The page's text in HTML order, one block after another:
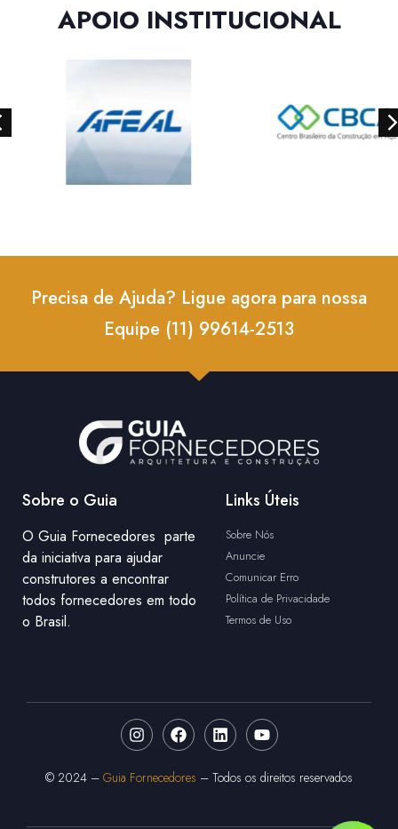
APOIO INSTITUCIONAL
Precisa de Ajuda? Ligue agora para nossa
Equipe (11) 99614-2513
Sobre o Guia
O Guia Fornecedores parte
da iniciativa para ajudar
construtores a encontrar
todos fornecedores em todo
o Brasil.
Links Úteis
Sobre Nós
Anuncie
Comunicar Erro
Política de Privacidade
Termos de Uso
© 2024 – Guia Fornecedores – Todos os direitos reservados